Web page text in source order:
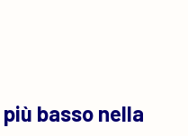
basso nella